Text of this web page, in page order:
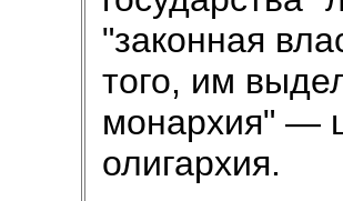
"законная
того, им
монархия" —
олигархия.